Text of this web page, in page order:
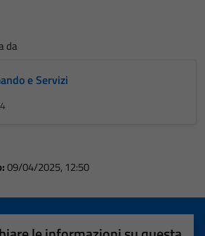
da
e Servizi
09/04/2025, 12:50